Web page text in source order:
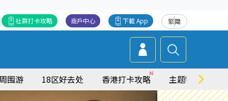
繁简
下載 App
商戶中心
社群打卡攻略
围游 18区好去处 香港打卡攻略 主题特集